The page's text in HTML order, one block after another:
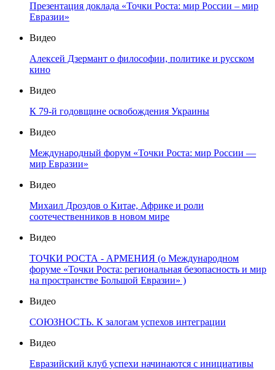
Презентация доклада «Точки Роста: мир России – мир
Евразии»
Видео
Алексей Дзермант о философии, политике и русском
кино
Видео
К 79-й годовщине освобождения Украины
Видео
Международный форум «Точки Роста: мир России —
мир Евразии»
Видео
Михаил Дроздов о Китае, Африке и роли
соотечественников в новом мире
Видео
ТОЧКИ РОСТА - АРМЕНИЯ (о Международном
форуме «Точки Роста: региональная безопасность и мир
на пространстве Большой Евразии» )
Видео
СОЮЗНОСТЬ. К залогам успехов интеграции
Видео
Евразийский клуб успехи начинаются с инициативы